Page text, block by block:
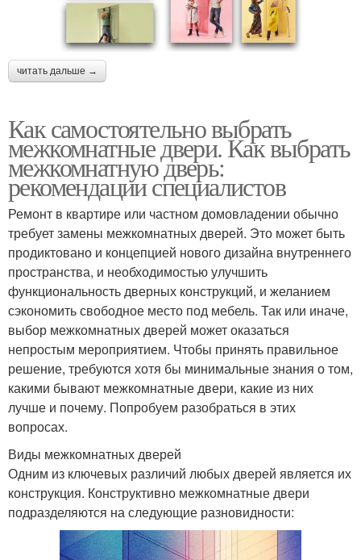
читать дальше →
Как самостоятельно выбрать
межкомнатные двери. Как выбрать
межкомнатную дверь:
рекомендации специалистов
Ремонт в квартире или частном домовладении обычно
требует замены межкомнатных дверей. Это может быть
продиктовано и концепцией нового дизайна внутреннего
пространства, и необходимостью улучшить
функциональность дверных конструкций, и желанием
сэкономить свободное место под мебель. Так или иначе,
выбор межкомнатных дверей может оказаться
непростым мероприятием. Чтобы принять правильное
решение, требуются хотя бы минимальные знания о том,
какими бывают межкомнатные двери, какие из них
лучше и почему. Попробуем разобраться в этих
вопросах.
Виды межкомнатных дверей
Одним из ключевых различий любых дверей является их
конструкция. Конструктивно межкомнатные двери
подразделяются на следующие разновидности: